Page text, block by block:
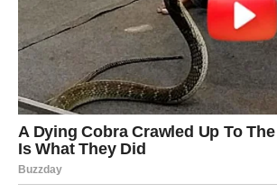
jeste da bi prilika mogla doći preko
poznajete ili kroz okolnosti koje vam
beznačajno.
Neke Vage mogle bi da ostvare korist
kreativni rad ili projekte povezane sa
organizacijom. Vaša sposobnost da
jezik sa ljudima sada će biti od velike